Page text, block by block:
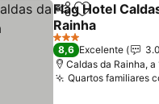
PartilharAdicionar
Flag Hotel
Rainha
3 Estrelas
8,6 Excelente
Caldas da Rainha,
Quartos familiares